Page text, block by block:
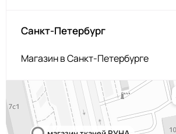
Санкт-Петербург
Магазин в Санкт-Петербурге